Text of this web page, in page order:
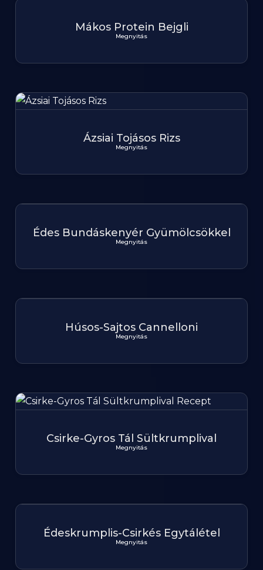
Mákos Protein Bejgli
Megnyitás
Ázsiai Tojásos Rizs
Megnyitás
Édes Bundáskenyér Gyümölcsökkel
Megnyitás
Húsos-Sajtos Cannelloni
Megnyitás
Csirke-Gyros Tál Sültkrumplival
Megnyitás
Édeskrumplis-Csirkés Egytálétel
Megnyitás